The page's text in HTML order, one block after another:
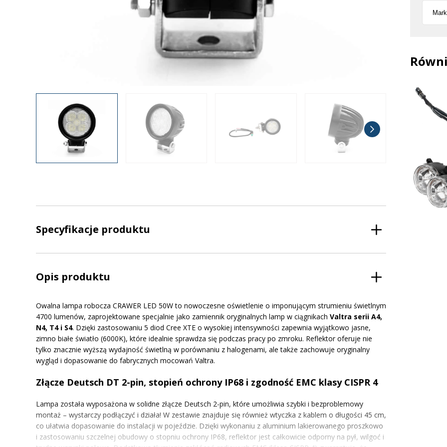
Specyfikacje produktu
Opis produktu
Owalna lampa robocza CRAWER LED 50W to nowoczesne oświetlenie o imponującym strumieniu świetlnym
4700 lumenów, zaprojektowane specjalnie jako zamiennik oryginalnych lamp w ciągnikach Valtra serii A4,
N4, T4 i S4. Dzięki zastosowaniu 5 diod Cree XTE o wysokiej intensywności zapewnia wyjątkowo jasne,
zimno białe światło (6000K), które idealnie sprawdza się podczas pracy po zmroku. Reflektor oferuje nie
tylko znacznie wyższą wydajność świetlną w porównaniu z halogenami, ale także zachowuje oryginalny
wygląd i dopasowanie do fabrycznych mocowań Valtra.
Złącze Deutsch DT 2-pin, stopień ochrony IP68 i zgodność EMC klasy CISPR 4
Lampa została wyposażona w solidne złącze Deutsch 2-pin, które umożliwia szybki i bezproblemowy
montaż – wystarczy podłączyć i działa! W zestawie znajduje się również wtyczka z kablem o długości 45 cm,
co ułatwia dopasowanie do instalacji w pojeździe. Dzięki wykonaniu z aluminium lakierowanego proszkowo
i zastosowaniu szczelnej obudowy o stopniu ochrony IP68, reflektor jest całkowicie odporny na pył, wilgoć i